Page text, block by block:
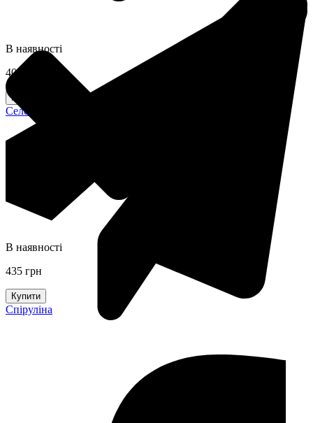
В наявності
400 грн
Купити
Селен хелат
В наявності
435 грн
Купити
Спіруліна